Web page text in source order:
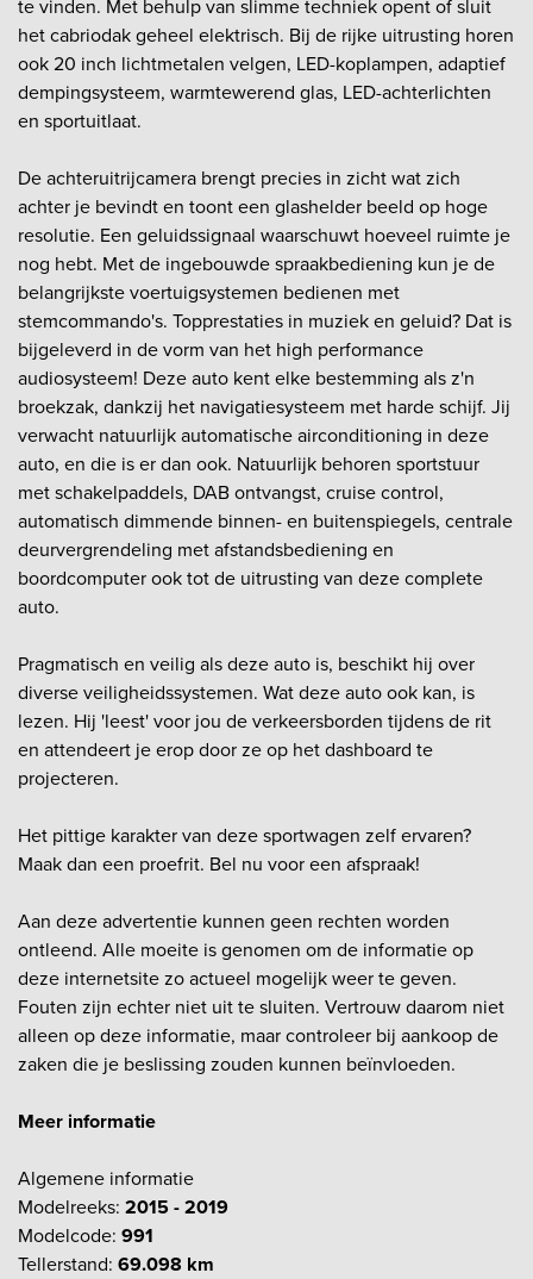
te vinden. Met behulp van slimme techniek opent of sluit
het cabriodak geheel elektrisch. Bij de rijke uitrusting horen
ook 20 inch lichtmetalen velgen, LED-koplampen, adaptief
dempingsysteem, warmtewerend glas, LED-achterlichten
en sportuitlaat.
De achteruitrijcamera brengt precies in zicht wat zich
achter je bevindt en toont een glashelder beeld op hoge
resolutie. Een geluidssignaal waarschuwt hoeveel ruimte je
nog hebt. Met de ingebouwde spraakbediening kun je de
belangrijkste voertuigsystemen bedienen met
stemcommando's. Topprestaties in muziek en geluid? Dat is
bijgeleverd in de vorm van het high performance
audiosysteem! Deze auto kent elke bestemming als z'n
broekzak, dankzij het navigatiesysteem met harde schijf. Jij
verwacht natuurlijk automatische airconditioning in deze
auto, en die is er dan ook. Natuurlijk behoren sportstuur
met schakelpaddels, DAB ontvangst, cruise control,
automatisch dimmende binnen- en buitenspiegels, centrale
deurvergrendeling met afstandsbediening en
boordcomputer ook tot de uitrusting van deze complete
auto.
Pragmatisch en veilig als deze auto is, beschikt hij over
diverse veiligheidssystemen. Wat deze auto ook kan, is
lezen. Hij 'leest' voor jou de verkeersborden tijdens de rit
en attendeert je erop door ze op het dashboard te
projecteren.
Het pittige karakter van deze sportwagen zelf ervaren?
Maak dan een proefrit. Bel nu voor een afspraak!
Aan deze advertentie kunnen geen rechten worden
ontleend. Alle moeite is genomen om de informatie op
deze internetsite zo actueel mogelijk weer te geven.
Fouten zijn echter niet uit te sluiten. Vertrouw daarom niet
alleen op deze informatie, maar controleer bij aankoop de
zaken die je beslissing zouden kunnen beïnvloeden.
Meer informatie
Algemene informatie
Modelreeks: 2015 - 2019
Modelcode: 991
Tellerstand: 69.098 km